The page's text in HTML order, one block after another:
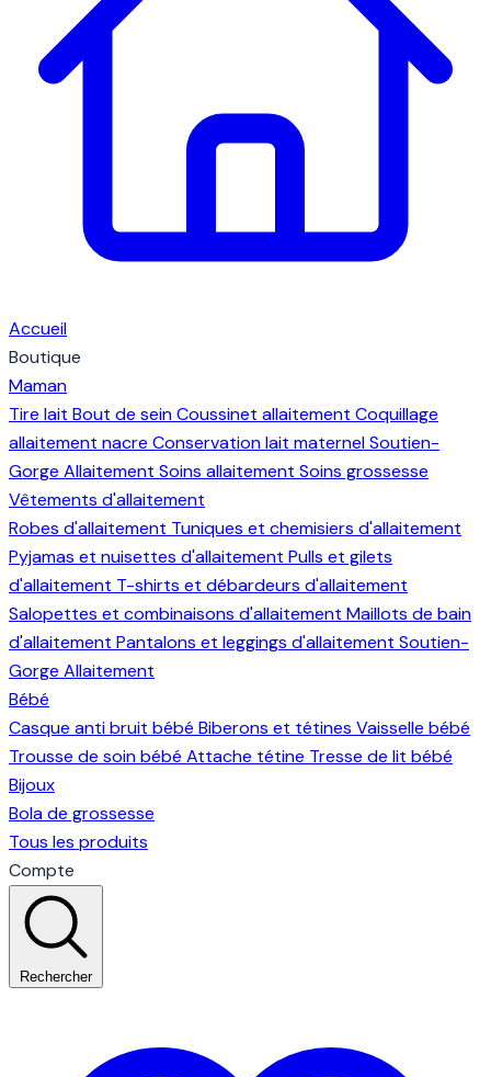
Accueil
Boutique
Maman
Tire lait Bout de seinCoussinet allaitement Coquillage
allaitement nacre Conservation lait maternelSoutien-
Gorge Allaitement Soins allaitement Soins grossesse
Vêtements d'allaitement
Robes d'allaitement Tuniques et chemisiers d'allaitement
Pyjamas et nuisettes d'allaitement Pulls et gilets
d'allaitement T-shirts et débardeurs d'allaitement
Salopettes et combinaisons d'allaitement Maillots de bain
d'allaitement Pantalons et leggings d'allaitement Soutien-
Gorge Allaitement
Bébé
Casque anti bruit bébé Biberons et tétines Vaisselle bébé
Trousse de soin bébé Attache tétine Tresse de lit bébé
Bijoux
Bola de grossesse
Tous les produits
Compte
Rechercher